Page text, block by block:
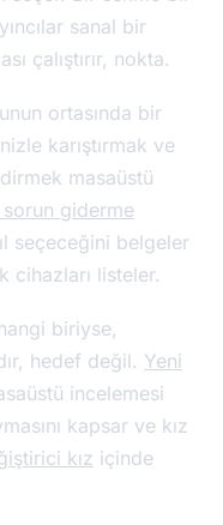
sanal bir
çalıştırır, nokta.
ortasında bir
karıştırmak ve
masaüstü
sorun giderme
seçeceğini belgeler
cihazları listeler.
biriyse,
hedef değil. Yeni
incelemesi
kapsar ve kız
kız içinde